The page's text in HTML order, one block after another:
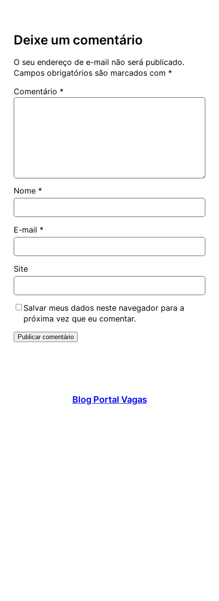
Deixe um comentário
O seu endereço de e-mail não será publicado.
Campos obrigatórios são marcados com *
Comentário *
Nome *
E-mail *
Site
Salvar meus dados neste navegador para a
próxima vez que eu comentar.
Blog Portal Vagas